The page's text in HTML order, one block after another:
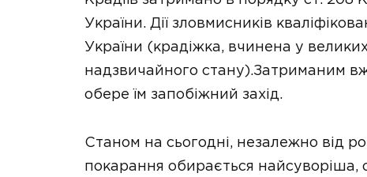
України. Дії зловмисників
України (крадіжка, вчинена у
надзвичайного стану).Затриманим
обере їм запобіжний захід.
Станом на сьогодні, незалежно від
покарання обирається найсуворіша,